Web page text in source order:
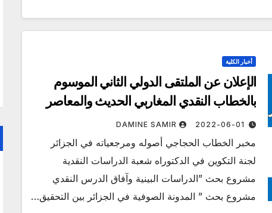
أخبار الكلية
الإعلان عن الملتقى الدولي الثاني الموسوم
بالخطاب النقدي المغاربي الحديث والمعاصر
2022-06-01
DAMINE SAMIR
مخبر الخطاب الحجاجي أصوله ومرجعياته في الجزائر
لجنة التكوين في الدكتوراه شعبة الدراسات النقدية
مشروع بحث ”الدراسات البينية وآفاق الدرس النقدي
مشروع بحث ” المدونة الصوفية في الجزائر بين التحقيق…